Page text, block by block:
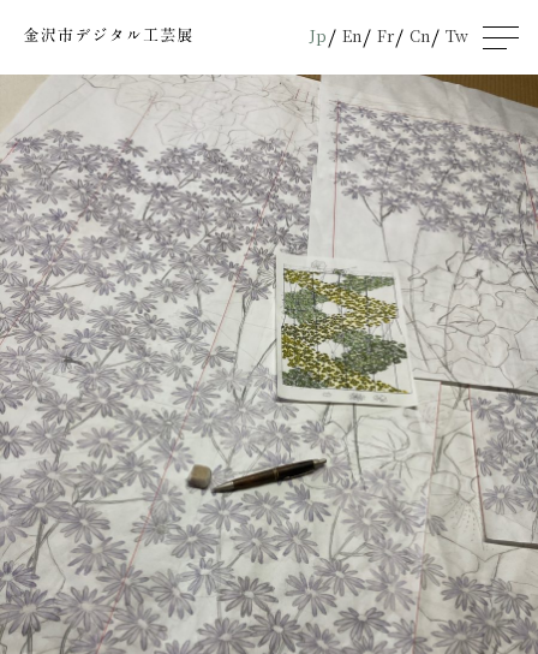
Jp En Fr Cn Tw
men
u